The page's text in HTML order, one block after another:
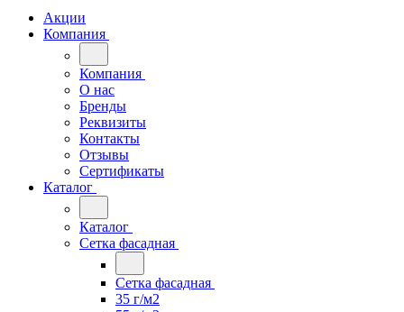
Акции
Компания
Компания
О нас
Бренды
Реквизиты
Контакты
Отзывы
Сертификаты
Каталог
Каталог
Сетка фасадная
Сетка фасадная
35 г/м2